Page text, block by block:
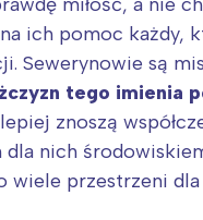
miłość, a nie
ich pomoc każdy,
Sewerynowie są
tego imienia
znoszą
dla nich
wiele przestrzeni